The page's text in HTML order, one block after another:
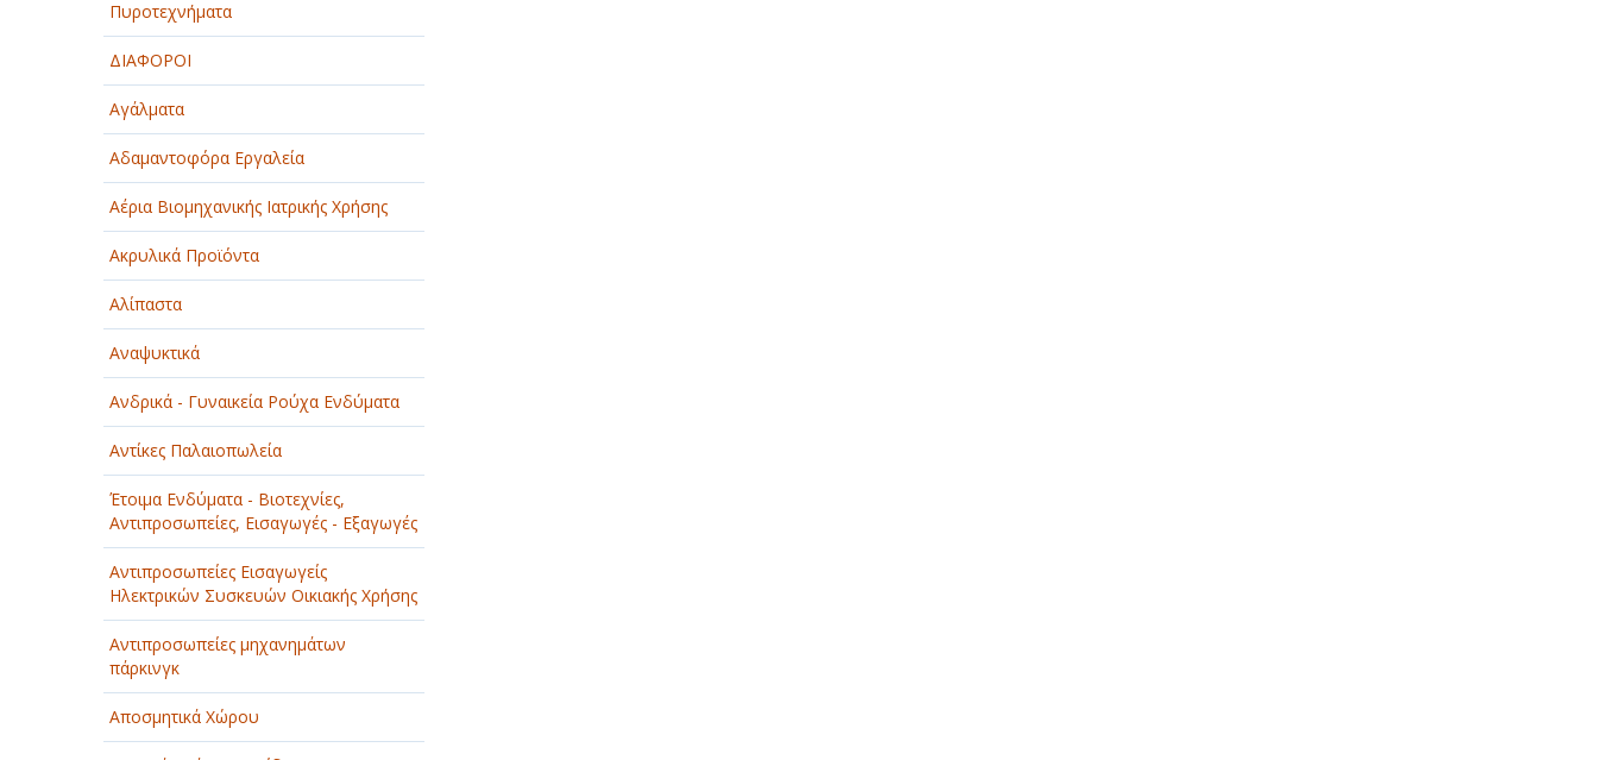
Πυροτεχνήματα
ΔΙΑΦΟΡΟΙ
Αγάλματα
Αδαμαντοφόρα Εργαλεία
Αέρια Βιομηχανικής Ιατρικής Χρήσης
Ακρυλικά Προϊόντα
Αλίπαστα
Αναψυκτικά
Ανδρικά - Γυναικεία Ρούχα Ενδύματα
Αντίκες Παλαιοπωλεία
Έτοιμα Ενδύματα - Βιοτεχνίες,
Αντιπροσωπείες, Εισαγωγές - Εξαγωγές
Αντιπροσωπείες Εισαγωγείς
Ηλεκτρικών Συσκευών Οικιακής Χρήσης
Αντιπροσωπείες μηχανημάτων
πάρκινγκ
Αποσμητικά Χώρου